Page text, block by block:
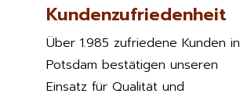
Kundenzufriedenheit
Über 1.985 zufriedene Kunden in
Potsdam bestätigen unseren
Einsatz für Qualität und